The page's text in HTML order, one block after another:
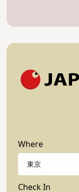
Where
Check In